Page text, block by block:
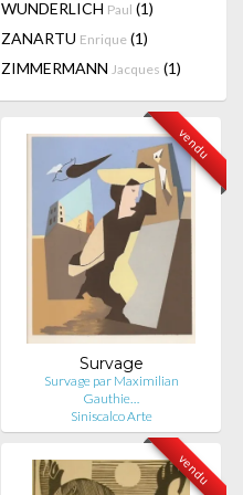
WUNDERLICH Paul (1)
ZANARTU Enrique (1)
ZIMMERMANN Jacques (1)
vendu
Survage
Survage par Maximilian
Gauthie…
Siniscalco Arte
vendu